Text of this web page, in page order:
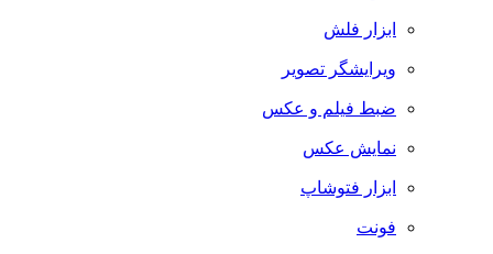
ابزار فلش
ویرایشگر تصویر
ضبط فيلم و عكس
نمایش عکس
ابزار فتوشاپ
فونت